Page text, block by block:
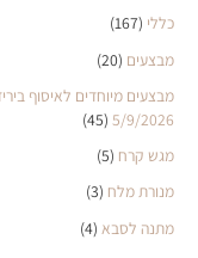
כללי (167)
מבצעים (20)
5/9/2026
(45)
מגש קרח (5)
מנורת מלח (3)
מתנה לסבא (4)